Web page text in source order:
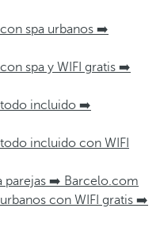
spa urbanos ➡️
spa y WIFI gratis ➡️
todo incluido ➡️
incluido con WIFI
parejas ➡️ Barcelo.com
con WIFI gratis ➡️